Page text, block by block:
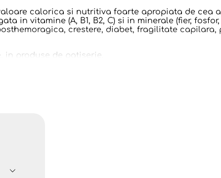
calorica si nutritiva foarte apropiata de cea
in vitamine (A, B1, B2, C) si in minerale (fier,
crestere, diabet, fragilitate
in produse de patiserie.